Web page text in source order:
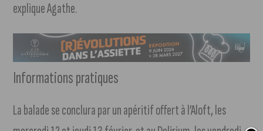
explique Agathe.
Informations pratiques
La balade se conclura par un apéritif offert à l’Aloft, les